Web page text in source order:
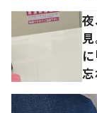
夜
に
忘